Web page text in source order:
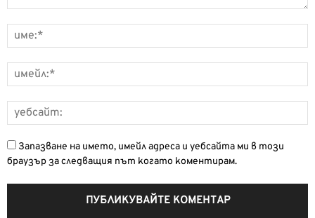
Запазване на името, имейл адреса и уебсайта ми в този
браузър за следващия път когато коментирам.